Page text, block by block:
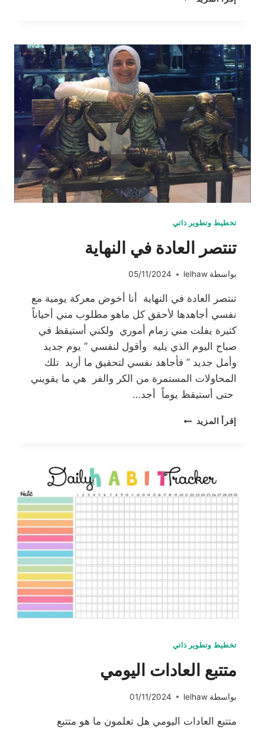
مهامنا
اليومية؟
تخطيط وتطوير ذاتي
تنتصر العادة في النهاية
بواسطة lelhaw
05/11/2024
تنتصر العادة في النهاية أنا أخوض معركة يومية مع
نفسي أجاهدها لأحقق كل ماهو مطلوب مني أحياناً
كثيرة يفلت مني زمام أموري ولكني أستيقظ في
صباح اليوم الذي يليه وأقول لنفسي ” يوم جديد
وأمل جديد ” فأجاهد نفسي لتحقيق ما أريد تلك
المحاولات المستمرة من الكر والفر هي ما يقويني
حتى أستيقظ يوماً أجد…
إقرأ المزيد تنتصر
تخطيط وتطوير ذاتي
متتبع العادات اليومي
بواسطة lelhaw
01/11/2024
متتبع العادات اليومي هل تعلمون ما هو متتبع